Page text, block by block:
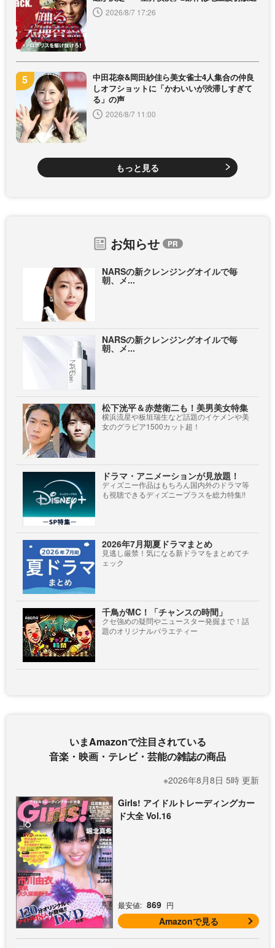
2026/8/7 17:26
中田花奈&岡田紗佳ら美女雀士4人集合の仲良
しオフショットに「かわいいが渋滞しすぎて
る」の声
2026/8/7 11:00
もっと見る
お知らせ
NARSの新クレンジングオイルで毎
朝、メ...
NARSの新クレンジングオイルで毎
朝、メ...
松下洸平＆赤楚衛二も！美男美女特集
横浜流星や板垣瑞生など話題のイケメンや美
女のグラビア1500カット超！
ドラマ・アニメーションが見放題！
ディズニー作品はもちろん国内外のドラマ等
も視聴できるディズニープラスを総力特集!!
2026年7月期夏ドラマまとめ
見逃し厳禁！気になる新ドラマをまとめてチ
ェック
千鳥がMC！「チャンスの時間」
クセ強めの疑問やニュースター発掘まで！話
題のオリジナルバラエティー
いまAmazonで注目されている
音楽・映画・テレビ・芸能の雑誌の商品
※2026年8月8日 5時 更新
Girls! アイドルトレーディングカー
ド大全 Vol.16
最安値: 869 円
Amazonで見る